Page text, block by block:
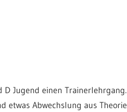
D Jugend einen Trainerlehrgang.
etwas Abwechslung aus Theorie